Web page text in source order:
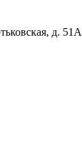
д. 51А